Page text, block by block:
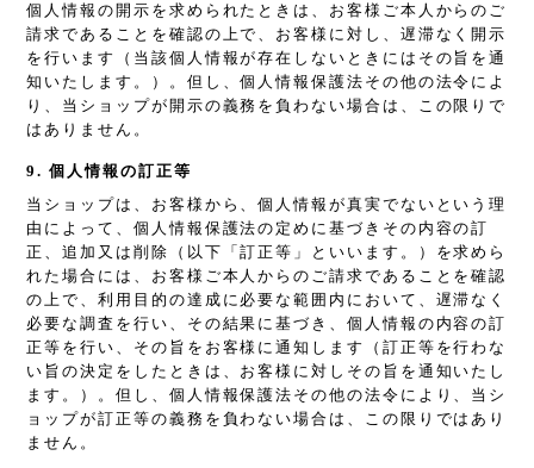
個人情報の開示を求められたときは、お客様ご本人からのご
請求であることを確認の上で、お客様に対し、遅滞なく開示
を行います（当該個人情報が存在しないときにはその旨を通
知いたします。）。但し、個人情報保護法その他の法令によ
り、当ショップが開示の義務を負わない場合は、この限りで
はありません。
9. 個人情報の訂正等
当ショップは、お客様から、個人情報が真実でないという理
由によって、個人情報保護法の定めに基づきその内容の訂
正、追加又は削除（以下「訂正等」といいます。）を求めら
れた場合には、お客様ご本人からのご請求であることを確認
の上で、利用目的の達成に必要な範囲内において、遅滞なく
必要な調査を行い、その結果に基づき、個人情報の内容の訂
正等を行い、その旨をお客様に通知します（訂正等を行わな
い旨の決定をしたときは、お客様に対しその旨を通知いたし
ます。）。但し、個人情報保護法その他の法令により、当シ
ョップが訂正等の義務を負わない場合は、この限りではあり
ません。